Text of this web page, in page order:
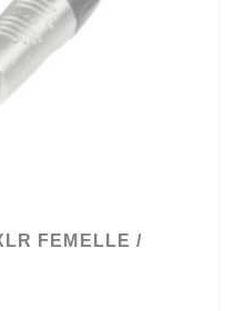
FEMELLE /